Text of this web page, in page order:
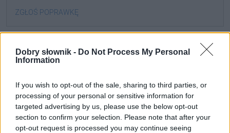
Dobry słownik - Do Not Process My Personal
Information
If you wish to opt-out of the sale, sharing to third parties, or
processing of your personal or sensitive information for
targeted advertising by us, please use the below opt-out
section to confirm your selection. Please note that after your
opt-out request is processed you may continue seeing
ZGŁOŚ POPRAWKĘ